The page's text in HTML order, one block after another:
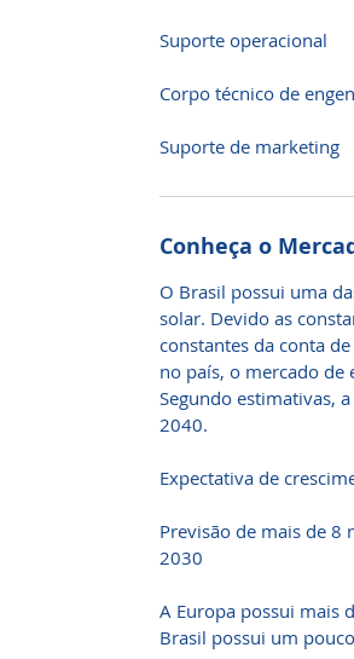
Suporte operacional
Corpo técnico de
Suporte de marketing
Conheça o
O Brasil possui uma
solar. Devido as
constantes da conta
no país, o mercado
Segundo estimativas,
2040.
Expectativa de
Previsão de mais de 8
2030
A Europa possui mais
Brasil possui um